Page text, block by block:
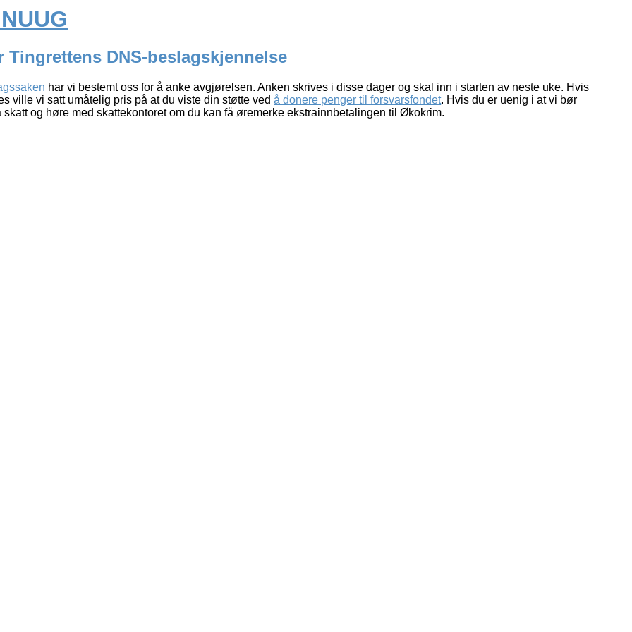
Tingrettens DNS-beslagskjennelse
har vi bestemt oss for å anke avgjørelsen. Anken skrives i disse dager og skal inn i starten av neste uke. Hvis
ville vi satt umåtelig pris på at du viste din støtte vedå donere penger til forsvarsfondet. Hvis du er uenig i at vi bør
og høre med skattekontoret om du kan få øremerke ekstrainnbetalingen til Økokrim.